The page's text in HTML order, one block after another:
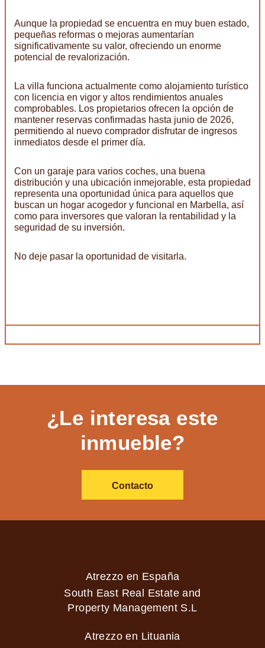
Aunque la propiedad se encuentra en muy buen estado,
pequeñas reformas o mejoras aumentarían
significativamente su valor, ofreciendo un enorme
potencial de revalorización.
La villa funciona actualmente como alojamiento turístico
con licencia en vigor y altos rendimientos anuales
comprobables. Los propietarios ofrecen la opción de
mantener reservas confirmadas hasta junio de 2026,
permitiendo al nuevo comprador disfrutar de ingresos
inmediatos desde el primer día.
Con un garaje para varios coches, una buena
distribución y una ubicación inmejorable, esta propiedad
representa una oportunidad única para aquellos que
buscan un hogar acogedor y funcional en Marbella, así
como para inversores que valoran la rentabilidad y la
seguridad de su inversión.
No deje pasar la oportunidad de visitarla.
¿Le interesa este
inmueble?
Contacto
Atrezzo en España
South East Real Estate and
Property Management S.L
Atrezzo en Lituania